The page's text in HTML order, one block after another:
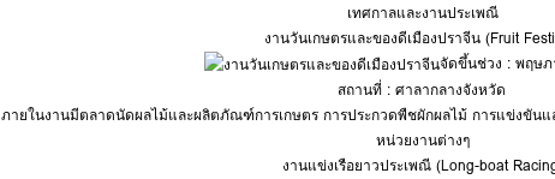
เทศกาลและงานประเพณี
งานวันเกษตรและของดีเมืองปราจีน (Fruit
จัดขึ้นช่วง : พฤษ
สถานที่ : ศาลากลางจังหวัด
ภายในงานมีตลาดนัดผลไม้และผลิตภัณฑ์การเกษตร การประกวดพืชผักผลไม้ การแข่งขันแ
หน่วยงานต่างๆ
งานแข่งเรือยาวประเพณี (Long-boat